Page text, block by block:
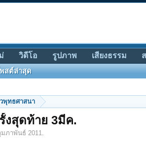
พุทธศาสนา
งสุดท้าย 3มีค.
มภาพันธ์ 2011.
สต์ล่าสุด
วิดีโอ รูปภาพ เสียงธรรม